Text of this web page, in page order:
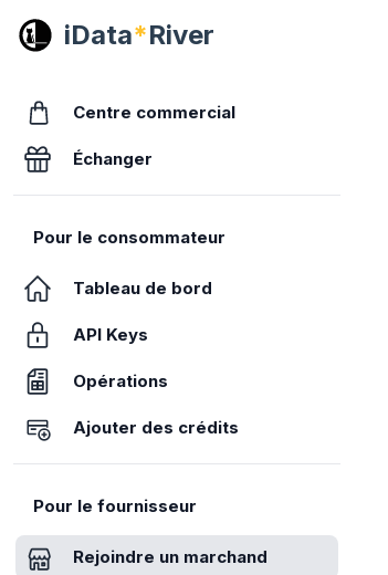
iData*River
Centre commercial
Échanger
Pour le consommateur
Tableau de bord
API Keys
Opérations
Ajouter des crédits
Pour le fournisseur
Rejoindre un marchand